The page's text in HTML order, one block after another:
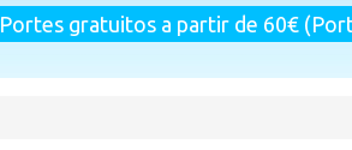
Portes gratuitos a partir de 60€